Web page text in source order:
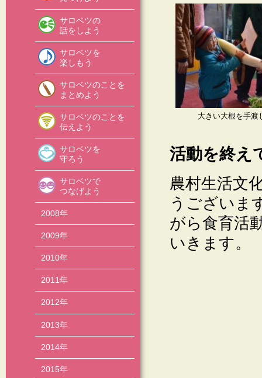
サロベツの
話をしよう
サロベツを
楽しもう
サロベツのことを
まとめよう
サロベツのことを
伝えよう
サロベツを
守ろう
サロベツで
つなげよう
2008年
2009年
2010年
2011年
2012年
2013年
2014年
2015年
大きい大根を手渡
活動を終え
農村生活文
うございま
がら食育活
いきます。